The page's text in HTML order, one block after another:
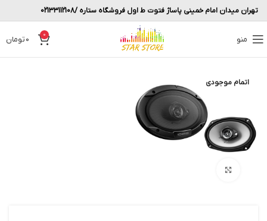
تهران میدان امام خمینی پاساژ فتوت ط اول فروشگاه ستاره /02133112108
منو 0
0تومان
اتمام موجودی